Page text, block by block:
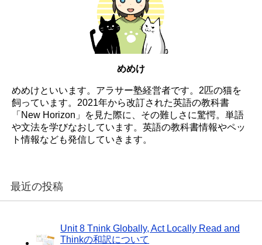
めめけ
めめけといいます。アラサー塾経営者です。2匹の猫を
飼っています。2021年から改訂された英語の教科書
「New Horizon」を見た際に、その難しさに驚愕。単語
や文法を学びなおしています。英語の教科書情報やペッ
ト情報なども発信していきます。
最近の投稿
Unit 8 Tnink Globally, Act Locally Read and
Thinkの和訳について